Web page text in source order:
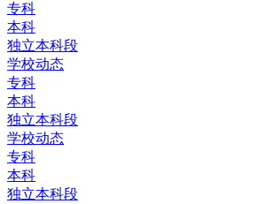
专科
本科
独立本科段
学校动态
专科
本科
独立本科段
学校动态
专科
本科
独立本科段